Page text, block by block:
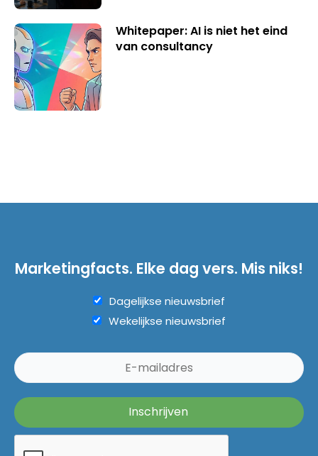
Whitepaper: AI is niet het eind
van consultancy
Marketingfacts. Elke dag vers. Mis niks!
Dagelijkse nieuwsbrief
Wekelijkse nieuwsbrief